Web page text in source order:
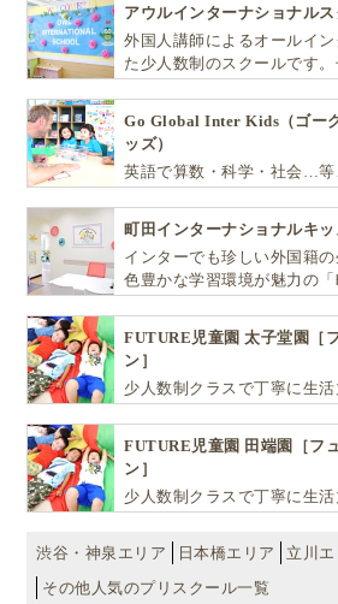
アウルインターナショナルス
外国人講師によるオールイ
た少人数制のスクールです
Go Global Inter Kids（ゴー
ッズ）
英語で算数・科学・社会…等
を育む少人数制のプリスクー
町田インターナショナルキ
インターでも珍しい外国籍
色豊かな学習環境が魅力の
FUTURE児童園 太子堂園［
ン］
少人数制クラスで丁寧に生
FUTURE児童園 田端園［フ
ン］
少人数制クラスで丁寧に生
渋谷・神泉エリア
日本橋エリア
立川エ
その他人気のプリスクール一覧